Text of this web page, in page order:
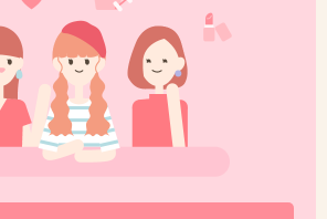
ズニーメンバーで関東住みな
ニ乗れない…
すぎ
+30 -5